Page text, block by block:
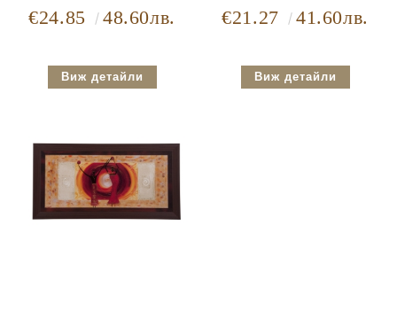
€24.85 48.60лв.
Виж детайли
€21.27 41.60лв.
Виж детайли